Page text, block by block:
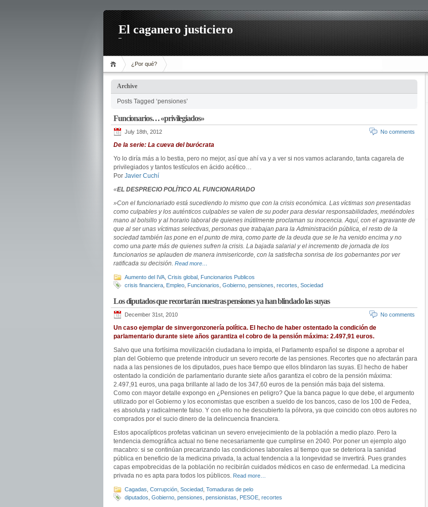
El caganero justiciero
¿Por qué?
Archive
Posts Tagged ‘pensiones’
Funcionarios… «privilegiados»
July 18th, 2012 No comments
De la serie: La cueva del burócrata
Yo lo diría más a lo bestia, pero no mejor, así que ahí va y a ver si nos vamos aclarando, tanta cagarela de
privilegiados y tantos testículos en ácido acético…
Por Javier Cuchí
«EL DESPRECIO POLÍTICO AL FUNCIONARIADO
»Con el funcionariado está sucediendo lo mismo que con la crisis económica. Las víctimas son presentadas
como culpables y los auténticos culpables se valen de su poder para desviar responsabilidades, metiéndoles
mano al bolsillo y al horario laboral de quienes inútilmente proclaman su inocencia. Aquí, con el agravante de
que al ser unas víctimas selectivas, personas que trabajan para la Administración pública, el resto de la
sociedad también las pone en el punto de mira, como parte de la deuda que se le ha venido encima y no
como una parte más de quienes sufren la crisis. La bajada salarial y el incremento de jornada de los
funcionarios se aplauden de manera inmisericorde, con la satisfecha sonrisa de los gobernantes por ver
ratificada su decisión. Read more…
Aumento del IVA Crisis global Funcionarios Publicos
crisis financiera Empleo Funcionarios Gobierno pensiones recortes Sociedad
Los diputados que recortarán nuestras pensiones ya han blindado las suyas
December 31st, 2010 No comments
Un caso ejemplar de sinvergonzonería política. El hecho de haber ostentado la condición de
parlamentario durante siete años garantiza el cobro de la pensión máxima: 2.497,91 euros.
Salvo que una fortísima movilización ciudadana lo impida, el Parlamento español se dispone a aprobar el
plan del Gobierno que pretende introducir un severo recorte de las pensiones. Recortes que no afectarán para
nada a las pensiones de los diputados, pues hace tiempo que ellos blindaron las suyas. El hecho de haber
ostentado la condición de parlamentario durante siete años garantiza el cobro de la pensión máxima:
2.497,91 euros, una paga brillante al lado de los 347,60 euros de la pensión más baja del sistema.
Como con mayor detalle expongo en ¿Pensiones en peligro? Que la banca pague lo que debe, el argumento
utilizado por el Gobierno y los economistas que escriben a sueldo de los bancos, caso de los 100 de Fedea,
es absoluta y radicalmente falso. Y con ello no he descubierto la pólvora, ya que coincido con otros autores no
comprados por el sucio dinero de la delincuencia financiera.
Estos apocalípticos profetas vaticinan un severo envejecimiento de la población a medio plazo. Pero la
tendencia demográfica actual no tiene necesariamente que cumplirse en 2040. Por poner un ejemplo algo
macabro: si se continúan precarizando las condiciones laborales al tiempo que se deteriora la sanidad
pública en beneficio de la medicina privada, la actual tendencia a la longevidad se invertirá. Pues grandes
capas empobrecidas de la población no recibirán cuidados médicos en caso de enfermedad. La medicina
privada no es apta para todos los públicos. Read more…
Cagadas Corrupción Sociedad Tomaduras de pelo
diputados Gobierno pensiones pensionistas PESOE recortes